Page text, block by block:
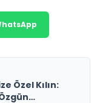
Özel Kılın: